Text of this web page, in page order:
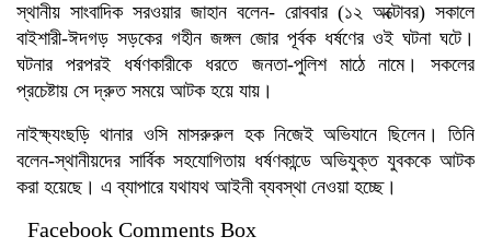
স্থানীয় সাংবাদিক সরওয়ার জাহান বলেন- রোববার (১২ অক্টোবর) সকালে
বাইশারী-ঈদগড় সড়কের গহীন জঙ্গল জোর পূর্বক ধর্ষণের ওই ঘটনা ঘটে।
ঘটনার পরপরই ধর্ষণকারীকে ধরতে জনতা-পুলিশ মাঠে নামে। সকলের
প্রচেষ্টায় সে দ্রুত সময়ে আটক হয়ে যায়।
নাইক্ষ্যংছড়ি থানার ওসি মাসরুরুল হক নিজেই অভিযানে ছিলেন। তিনি
বলেন-স্থানীয়দের সার্বিক সহযোগিতায় ধর্ষণকান্ডে অভিযুক্ত যুবককে আটক
করা হয়েছে। এ ব্যাপারে যথাযথ আইনী ব্যবস্থা নেওয়া হচ্ছে।
Facebook Comments Box